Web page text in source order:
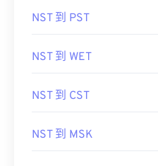
NST 到 PST
NST 到 WET
NST 到 CST
NST 到 MSK